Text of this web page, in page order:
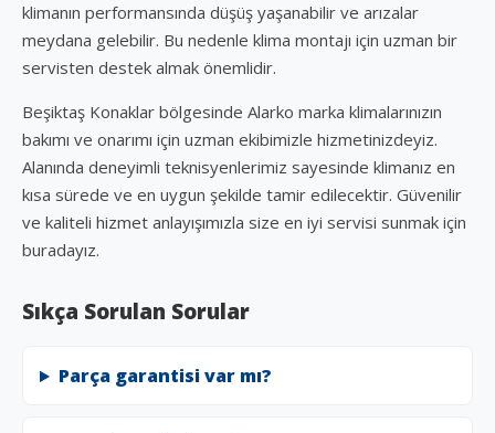
klimanın performansında düşüş yaşanabilir ve arızalar
meydana gelebilir. Bu nedenle klima montajı için uzman bir
servisten destek almak önemlidir.
Beşiktaş Konaklar bölgesinde Alarko marka klimalarınızın
bakımı ve onarımı için uzman ekibimizle hizmetinizdeyiz.
Alanında deneyimli teknisyenlerimiz sayesinde klimanız en
kısa sürede ve en uygun şekilde tamir edilecektir. Güvenilir
ve kaliteli hizmet anlayışımızla size en iyi servisi sunmak için
buradayız.
Sıkça Sorulan Sorular
Parça garantisi var mı?